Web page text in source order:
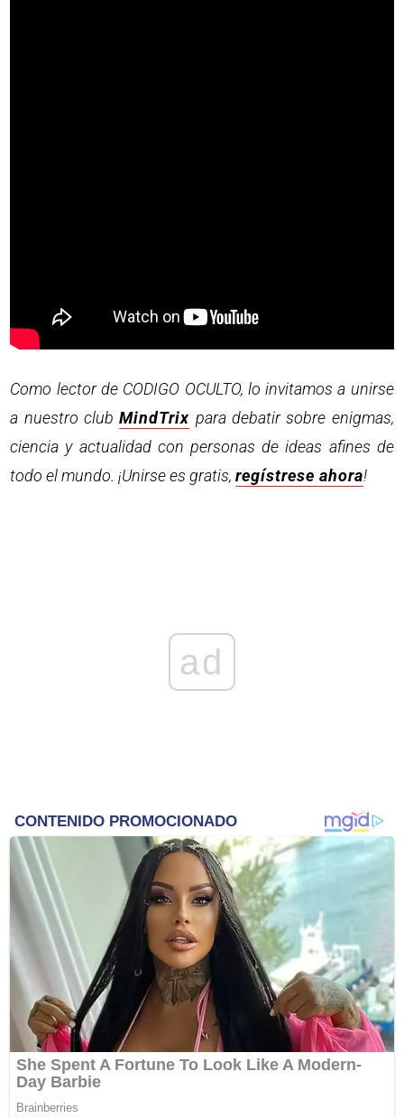
Como lector de CODIGO OCULTO, lo invitamos a unirse
a nuestro clubMindTrix para debatir sobre enigmas,
ciencia y actualidad con personas de ideas afines de
todo el mundo. ¡Unirse es gratis,regístrese ahora!
ad